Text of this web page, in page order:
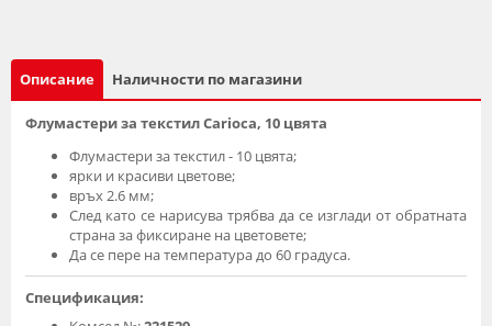
Описание Наличности по магазини
Флумастери за текстил Carioca, 10 цвята
Флумастери за текстил - 10 цвята;
ярки и красиви цветове;
връх 2.6 мм;
След като се нарисува трябва да се изглади от обратната
страна за фиксиране на цветовете;
Да се пере на температура до 60 градуса.
Спецификация: